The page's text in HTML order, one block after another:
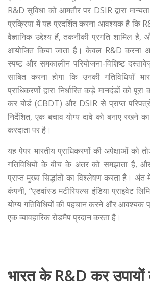
R&D सुविधा को आमतौर पर DSIR द्वारा
प्रक्रिया में यह प्रदर्शित करना आवश्यक है कि
वैज्ञानिक उद्देश्य हैं, तकनीकी प्रगति शामिल
आयोजित किया जाता है। केवल R&D करना
स्पष्ट और समकालीन परियोजना-विशिष्ट
साबित करना होगा कि उनकी गतिविधियाँ
प्राधिकरणों द्वारा निर्धारित कड़े मानदंडों को
कर बोर्ड (CBDT) और DSIR से प्राप्त
निर्देशित, एक बचाव योग्य दावे को बनाए रखने
करदाता पर है।
यह पेपर भारतीय प्राधिकरणों की अपेक्षाओं को
गतिविधियों के बीच के अंतर को समझाता है,
प्राप्त मुख्य सिद्धांतों का विश्लेषण करता है।
कंपनी, “एडवांस्ड मटीरियल्स इंडिया प्राइवेट
योग्य गतिविधियों की पहचान करने और आवश्यक
एक व्यावहारिक रोडमैप प्रदान करता है।
भारत के R&D कर उपायों